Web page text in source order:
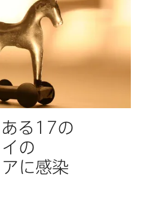
る 17の​
の​
に​感染